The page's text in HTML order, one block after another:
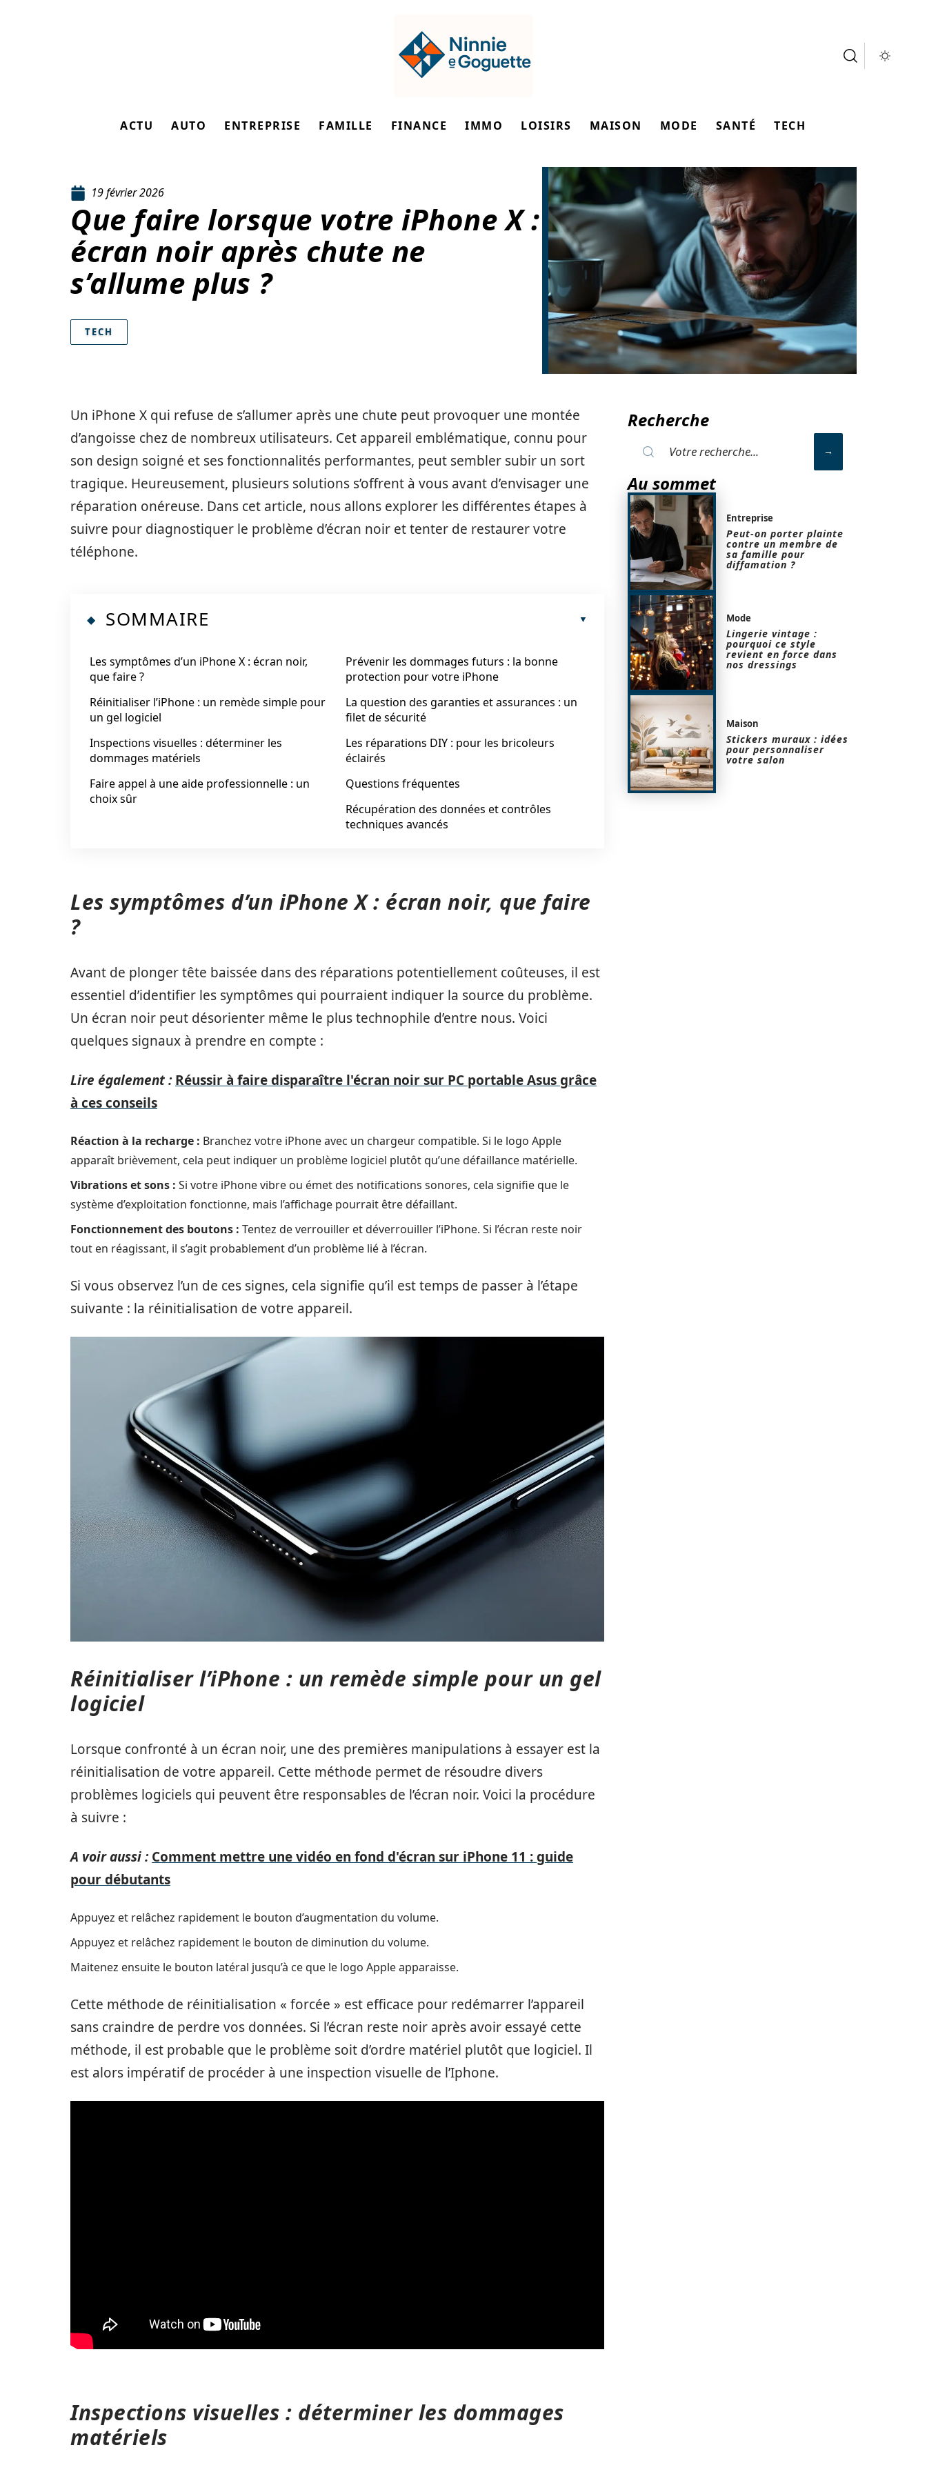
ACTU AUTO ENTREPRISE FAMILLE FINANCE IMMO LOISIRS MAISON MODE SANTÉ TECH
19 février 2026
Que faire lorsque votre iPhone X :
écran noir après chute ne
s’allume plus ?
TECH
Un iPhone X qui refuse de s’allumer après une chute peut provoquer une montée
d’angoisse chez de nombreux utilisateurs. Cet appareil emblématique, connu pour
son design soigné et ses fonctionnalités performantes, peut sembler subir un sort
tragique. Heureusement, plusieurs solutions s’offrent à vous avant d’envisager une
réparation onéreuse. Dans cet article, nous allons explorer les différentes étapes à
suivre pour diagnostiquer le problème d’écran noir et tenter de restaurer votre
téléphone.
SOMMAIRE
Les symptômes d’un iPhone X : écran noir,
que faire ?
Réinitialiser l’iPhone : un remède simple pour
un gel logiciel
Inspections visuelles : déterminer les
dommages matériels
Faire appel à une aide professionnelle : un
choix sûr
Prévenir les dommages futurs : la bonne
protection pour votre iPhone
La question des garanties et assurances : un
filet de sécurité
Les réparations DIY : pour les bricoleurs
éclairés
Questions fréquentes
Récupération des données et contrôles
techniques avancés
Les symptômes d’un iPhone X : écran noir, que faire
?
Avant de plonger tête baissée dans des réparations potentiellement coûteuses, il est
essentiel d’identifier les symptômes qui pourraient indiquer la source du problème.
Un écran noir peut désorienter même le plus technophile d’entre nous. Voici
quelques signaux à prendre en compte :
Lire également : Réussir à faire disparaître l'écran noir sur PC portable Asus grâce
à ces conseils
Réaction à la recharge : Branchez votre iPhone avec un chargeur compatible. Si le logo Apple
apparaît brièvement, cela peut indiquer un problème logiciel plutôt qu’une défaillance matérielle.
Vibrations et sons : Si votre iPhone vibre ou émet des notifications sonores, cela signifie que le
système d’exploitation fonctionne, mais l’affichage pourrait être défaillant.
Fonctionnement des boutons : Tentez de verrouiller et déverrouiller l’iPhone. Si l’écran reste noir
tout en réagissant, il s’agit probablement d’un problème lié à l’écran.
Si vous observez l’un de ces signes, cela signifie qu’il est temps de passer à l’étape
suivante : la réinitialisation de votre appareil.
Réinitialiser l’iPhone : un remède simple pour un gel
logiciel
Lorsque confronté à un écran noir, une des premières manipulations à essayer est la
réinitialisation de votre appareil. Cette méthode permet de résoudre divers
problèmes logiciels qui peuvent être responsables de l’écran noir. Voici la procédure
à suivre :
A voir aussi : Comment mettre une vidéo en fond d'écran sur iPhone 11 : guide
pour débutants
Appuyez et relâchez rapidement le bouton d’augmentation du volume.
Appuyez et relâchez rapidement le bouton de diminution du volume.
Maitenez ensuite le bouton latéral jusqu’à ce que le logo Apple apparaisse.
Cette méthode de réinitialisation « forcée » est efficace pour redémarrer l’appareil
sans craindre de perdre vos données. Si l’écran reste noir après avoir essayé cette
méthode, il est probable que le problème soit d’ordre matériel plutôt que logiciel. Il
est alors impératif de procéder à une inspection visuelle de l’Iphone.
Inspections visuelles : déterminer les dommages
matériels
Recherche
Au sommet
Entreprise
Peut-on porter plainte
contre un membre de
sa famille pour
diffamation ?
Mode
Lingerie vintage :
pourquoi ce style
revient en force dans
nos dressings
Maison
Stickers muraux : idées
pour personnaliser
votre salon